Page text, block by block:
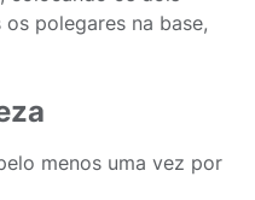
polegares na base,
menos uma vez por